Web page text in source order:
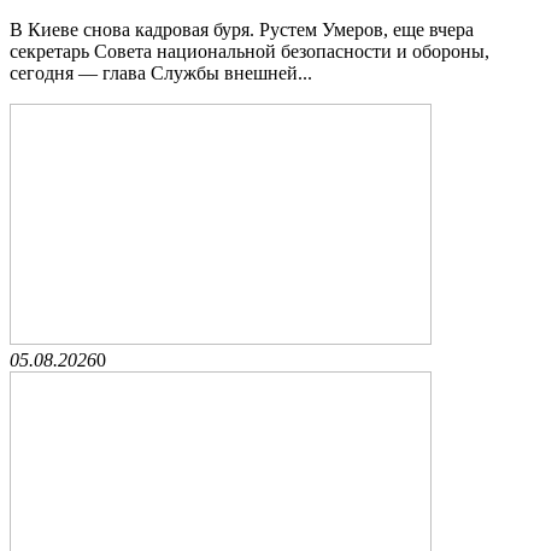
В Киеве снова кадровая буря. Рустем Умеров, еще вчера
секретарь Совета национальной безопасности и обороны,
сегодня — глава Службы внешней...
05.08.20260